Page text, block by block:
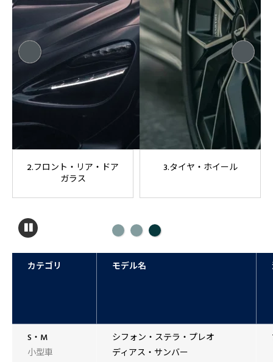
2.フロント・リア・ドア
ガラス
3.タイヤ・ホイール
カテゴリ モデル名
S・M
小型車
シフォン・ステラ・プレオ
ディアス・サンバー